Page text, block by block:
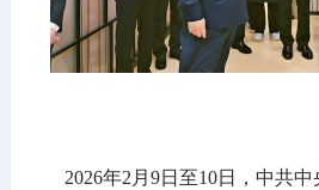
2026年2月9日至10日，中共中